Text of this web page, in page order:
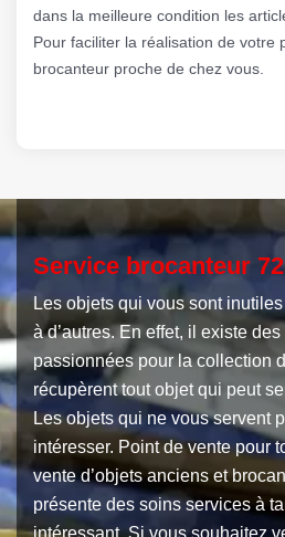
dans la meilleure condition les
Pour faciliter la réalisation de votre
brocanteur proche de chez vous.
Service brocanteur
Les objets qui vous sont
à d’autres. En effet, il existe
passionnées pour la collection
récupèrent tout objet qui peut
Les objets qui ne vous servent
intéresser. Point de vente pour
vente d’objets anciens et
présente des soins services à
intéressant. Si vous souhaitez